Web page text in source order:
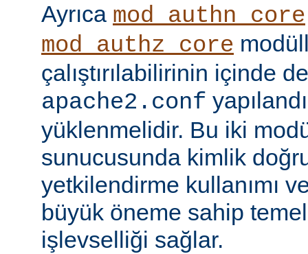
Ayrıca mod_authn_core
mod_authz_core
çalıştırılabilirinin içinde
apache2.conf
yüklenmelidir. Bu iki
sunucusunda kimlik
yetkilendirme kullanımı
büyük öneme sahip
işlevselliği sağlar.